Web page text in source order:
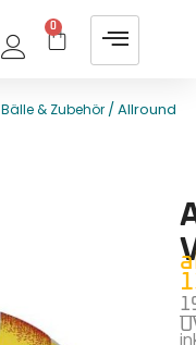
0
Bälle & Zubehör/ Allround